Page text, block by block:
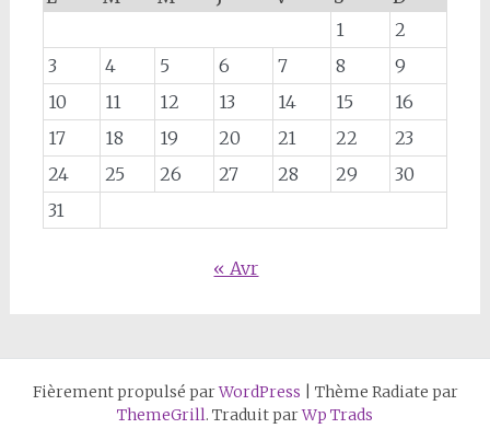
1
2
3
4 5 6 7 8
9
10
11 12 13 14 15
16
17
18 19 20 21 22
23
24
25 26 27 28 29
30
31
« Avr
Fièrement propulsé parWordPress
Thème Radiate par
ThemeGrill. Traduit parWp Trads